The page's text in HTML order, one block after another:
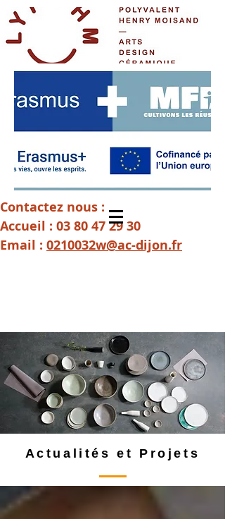
Contactez nous :
Accueil : 03 80 47 29 30
Email : 0210032w@ac-dijon.fr
Actualités et Projets